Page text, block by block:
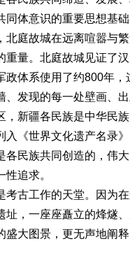
同体意识的重要思想基
北庭故城在远离喧嚣与
重量。北庭故城见证了
政体系使用了约800年
、发现的每一处壁画、
，新疆各民族是中华民
入《世界文化遗产名录
各民族共同创造的，伟
追求。
考古工作的天堂。因为
址，一座座矗立的烽
盛大图景，更无声地阐